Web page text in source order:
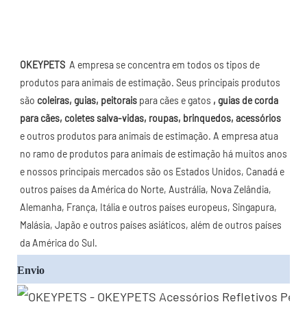
OKEYPETS A empresa se concentra em todos os tipos de
produtos para animais de estimação. Seus principais produtos
são coleiras, guias, peitorais para cães e gatos , guias de corda
para cães, coletes salva-vidas, roupas, brinquedos, acessórios
e outros produtos para animais de estimação. A empresa atua
no ramo de produtos para animais de estimação há muitos anos
e nossos principais mercados são os Estados Unidos, Canadá e
outros países da América do Norte, Austrália, Nova Zelândia,
Alemanha, França, Itália e outros países europeus, Singapura,
Malásia, Japão e outros países asiáticos, além de outros países
da América do Sul.
Envio